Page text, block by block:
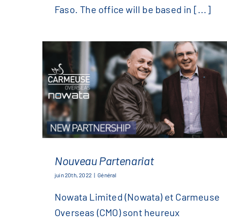
Faso. The office will be based in [...]
Nouveau Partenariat
Nouveau Partenariat
juin 20th, 2022 | Général
Nowata Limited (Nowata) et Carmeuse
Overseas (CMO) sont heureux